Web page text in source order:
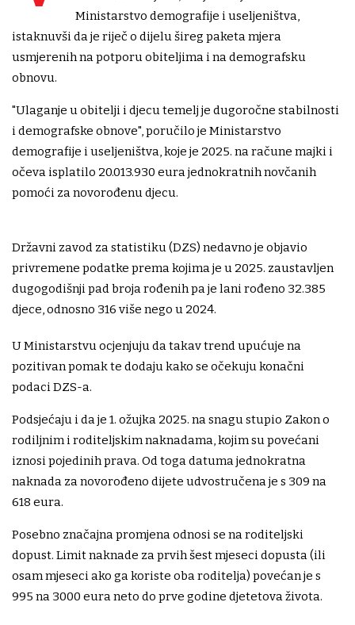
Ministarstvo demografije i useljeništva,
istaknuvši da je riječ o dijelu šireg paketa mjera
usmjerenih na potporu obiteljima i na demografsku
obnovu.
"Ulaganje u obitelji i djecu temelj je dugoročne stabilnosti
i demografske obnove", poručilo je Ministarstvo
demografije i useljeništva, koje je 2025. na račune majki i
očeva isplatilo 20.013.930 eura jednokratnih novčanih
pomoći za novorođenu djecu.
Državni zavod za statistiku (DZS) nedavno je objavio
privremene podatke prema kojima je u 2025. zaustavljen
dugogodišnji pad broja rođenih pa je lani rođeno 32.385
djece, odnosno 316 više nego u 2024.
U Ministarstvu ocjenjuju da takav trend upućuje na
pozitivan pomak te dodaju kako se očekuju konačni
podaci DZS-a.
Podsjećaju i da je 1. ožujka 2025. na snagu stupio Zakon o
rodiljnim i roditeljskim naknadama, kojim su povećani
iznosi pojedinih prava. Od toga datuma jednokratna
naknada za novorođeno dijete udvostručena je s 309 na
618 eura.
Posebno značajna promjena odnosi se na roditeljski
dopust. Limit naknade za prvih šest mjeseci dopusta (ili
osam mjeseci ako ga koriste oba roditelja) povećan je s
995 na 3000 eura neto do prve godine djetetova života.